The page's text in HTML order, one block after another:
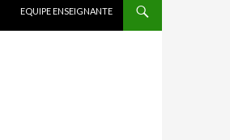
EQUIPE ENSEIGNANTE